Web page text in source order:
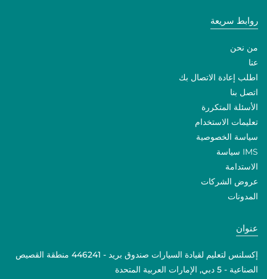
روابط سريعة
من نحن
عنا
اطلب إعادة الاتصال بك
اتصل بنا
الأسئلة المتكررة
تعليمات الاستخدام
سياسة الخصوصية
IMS سياسة
الاستدامة
عروض الشركات
المدونات
عنوان
إكسلنس لتعليم لقيادة السيارات صندوق بريد - 446241 منطقة القصيص
الصناعية - 5 دبي, الإمارات العربية المتحدة